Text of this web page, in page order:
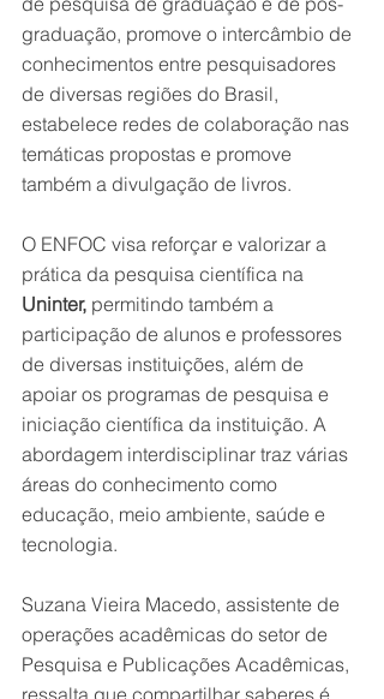
graduação, promove o intercâmbio de
conhecimentos entre pesquisadores
de diversas regiões do Brasil,
estabelece redes de colaboração nas
temáticas propostas e promove
também a divulgação de livros.
O ENFOC visa reforçar e valorizar a
prática da pesquisa científica na
Uninter, permitindo também a
participação de alunos e professores
de diversas instituições, além de
apoiar os programas de pesquisa e
iniciação científica da instituição. A
abordagem interdisciplinar traz várias
áreas do conhecimento como
educação, meio ambiente, saúde e
tecnologia.
Suzana Vieira Macedo, assistente de
operações acadêmicas do setor de
Pesquisa e Publicações Acadêmicas,
ressalta que compartilhar saberes é